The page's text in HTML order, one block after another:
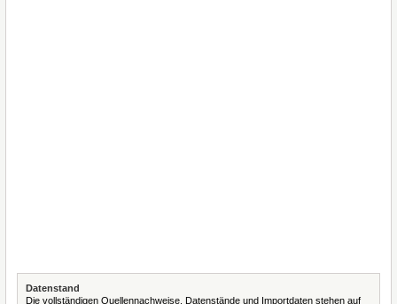
Datenstand
Die vollständigen Quellennachweise, Datenstände und Importdaten stehen auf